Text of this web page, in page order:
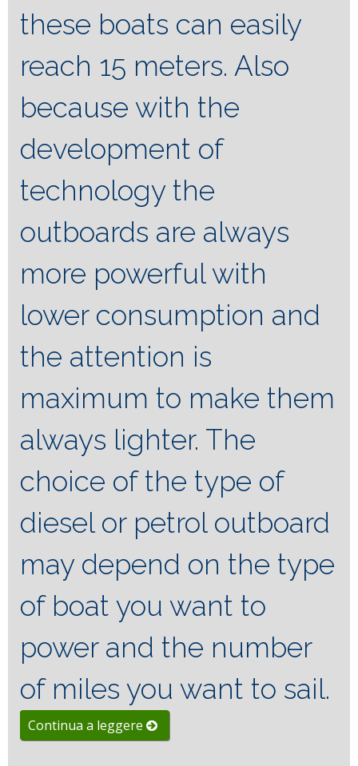
these boats can easily
reach 15 meters. Also
because with the
development of
technology the
outboards are always
more powerful with
lower consumption and
the attention is
maximum to make them
always lighter. The
choice of the type of
diesel or petrol outboard
may depend on the type
of boat you want to
power and the number
of miles you want to sail.
Continua a leggere “Yamaha
V8